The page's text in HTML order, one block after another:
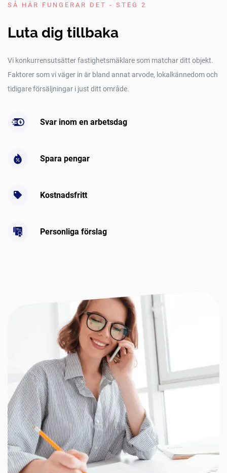
SÅ HÄR FUNGERAR DET - STEG 2
Luta dig tillbaka
Vi konkurrensutsätter fastighetsmäklare som matchar ditt objekt.
Faktorer som vi väger in är bland annat arvode, lokalkännedom och
tidigare försäljningar i just ditt område.
Svar inom en arbetsdag
Spara pengar
Kostnadsfritt
Personliga förslag